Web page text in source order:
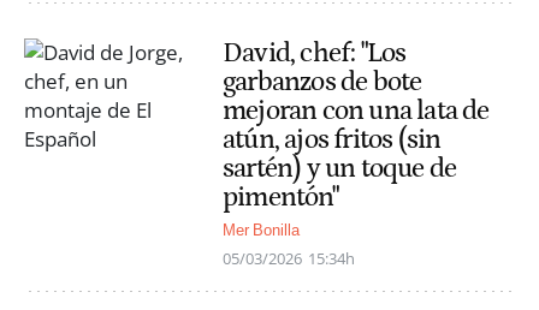
David, chef: "Los
garbanzos de bote
mejoran con una lata de
atún, ajos fritos (sin
sartén) y un toque de
pimentón"
Mer Bonilla
05/03/2026 15:34h